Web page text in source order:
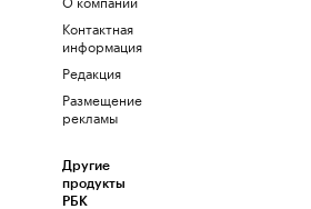
Контактная
информация
Редакция
Размещение
рекламы
Другие
продукты
РБК